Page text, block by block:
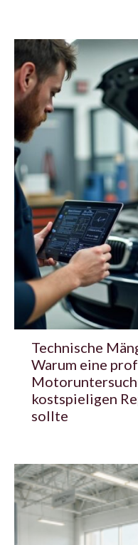
Technische
Warum eine
kostspieligen
sollte